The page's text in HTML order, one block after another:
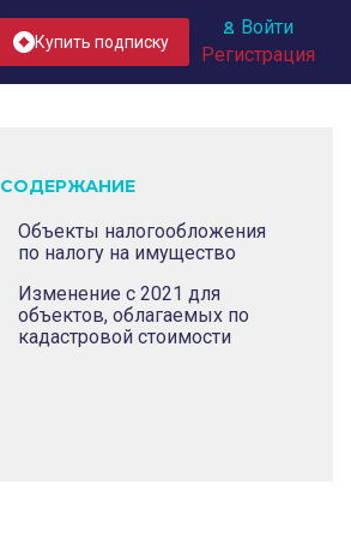
Купить подписку
Войти
Регистрация
СОДЕРЖАНИЕ
Объекты налогообложения
по налогу на имущество
Изменение с 2021 для
объектов, облагаемых по
кадастровой стоимости